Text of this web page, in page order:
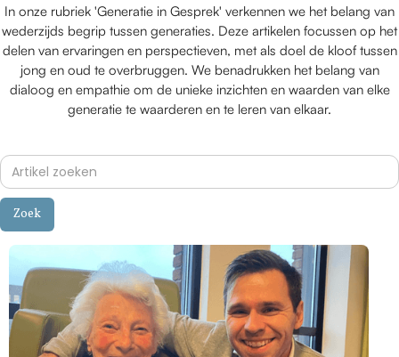
In onze rubriek 'Generatie in Gesprek' verkennen we het belang van
wederzijds begrip tussen generaties. Deze artikelen focussen op het
delen van ervaringen en perspectieven, met als doel de kloof tussen
jong en oud te overbruggen. We benadrukken het belang van
dialoog en empathie om de unieke inzichten en waarden van elke
generatie te waarderen en te leren van elkaar.